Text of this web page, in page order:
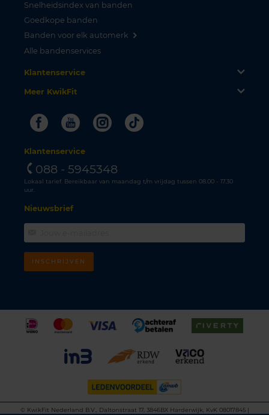
Snelheidsindex van banden
Goedkope banden
Banden voor elk automerk
Alle bandenservices
Klantenservice
Meer KwikFit
FacebookYoutubeInstagram
Tiktok
Klantenservice
088 - 5945348
Lokaal tarief. Bereikbaar van maandag t/m vrijdag tussen 08.00 - 17.30
uur.
Nieuwsbrief
INSCHRIJVEN
©
KwikFit Nederland B.V., Daltonstraat 17, 3846BX Harderwijk, KvK 08017845 |